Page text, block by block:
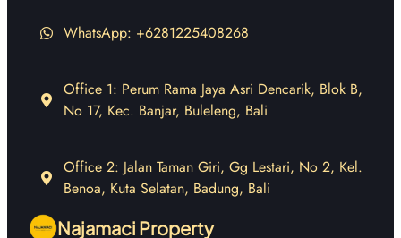
WhatsApp: +6281225408268
Office 1: Perum Rama Jaya Asri Dencarik, Blok B,
No 17, Kec. Banjar, Buleleng, Bali
Office 2: Jalan Taman Giri, Gg Lestari, No 2, Kel.
Benoa, Kuta Selatan, Badung, Bali
Najamaci Property